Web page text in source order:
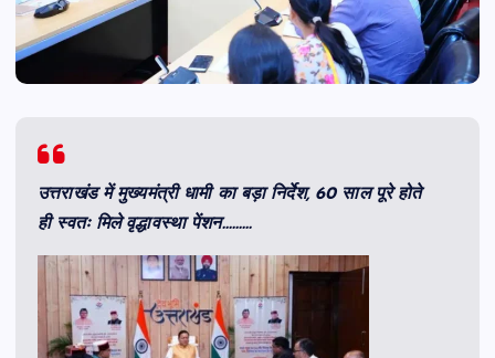
उत्तराखंड में मुख्यमंत्री धामी का बड़ा निर्देश, 60 साल पूरे होते
ही स्वतः मिले वृद्धावस्था पेंशन………